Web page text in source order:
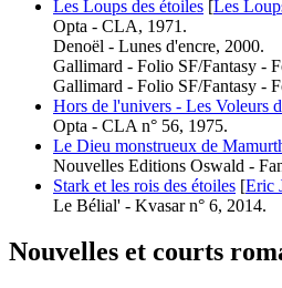
Les Loups des étoiles [Les
Opta - CLA, 1971.
Denoël - Lunes d'encre, 2000.
Gallimard - Folio SF/Fantasy -
Gallimard - Folio SF/Fantasy -
Hors de l'univers - Les Voleurs
Opta - CLA n° 56, 1975.
Le Dieu monstrueux de
Nouvelles Editions Oswald -
Stark et les rois des étoiles [Eric
Le Bélial' - Kvasar n° 6, 2014.
Nouvelles et courts